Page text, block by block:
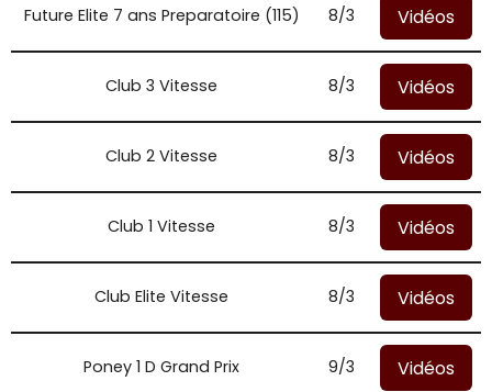
Future Elite 7 ans Preparatoire (115) 8/3 Vidéos
Club 3 Vitesse 8/3 Vidéos
Club 2 Vitesse 8/3 Vidéos
Club 1 Vitesse 8/3 Vidéos
Club Elite Vitesse 8/3 Vidéos
Poney 1 D Grand Prix 9/3 Vidéos